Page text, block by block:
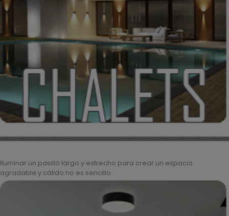
Iluminar un pasillo largo y estrecho para crear un espacio
agradable y cálido no es sencillo.